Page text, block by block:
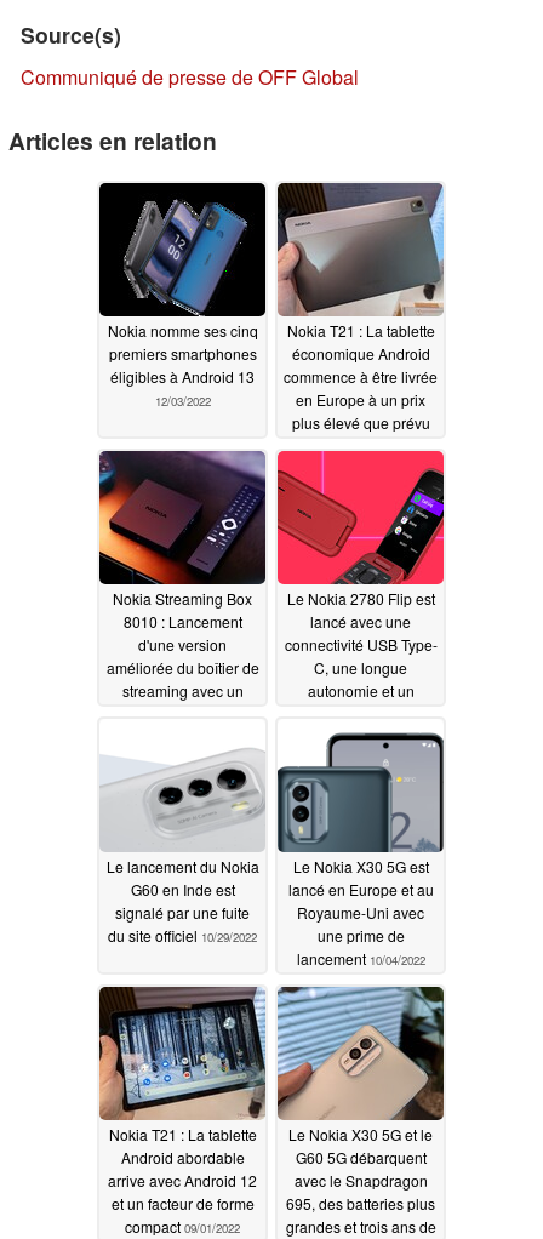
Source(s)
Communiqué de presse de OFF Global
Articles en relation
Nokia nomme ses cinq
premiers smartphones
éligibles à Android 13
12/03/2022
Nokia T21 : La tablette
économique Android
commence à être livrée
en Europe à un prix
plus élevé que prévu
11/30/2022
Nokia Streaming Box
8010 : Lancement
d'une version
améliorée du boîtier de
streaming avec un
11/11/2022
Le Nokia 2780 Flip est
lancé avec une
connectivité USB Type-
C, une longue
autonomie et un
11/04/2022
Le lancement du Nokia
G60 en Inde est
signalé par une fuite
du site officiel 10/29/2022
Le Nokia X30 5G est
lancé en Europe et au
Royaume-Uni avec
une prime de
lancement 10/04/2022
Nokia T21 : La tablette
Android abordable
arrive avec Android 12
et un facteur de forme
compact 09/01/2022
Le Nokia X30 5G et le
G60 5G débarquent
avec le Snapdragon
695, des batteries plus
grandes et trois ans de